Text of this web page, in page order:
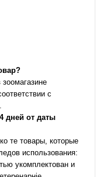
с
дней от даты
те товары, которые
использования:
укомплектован и